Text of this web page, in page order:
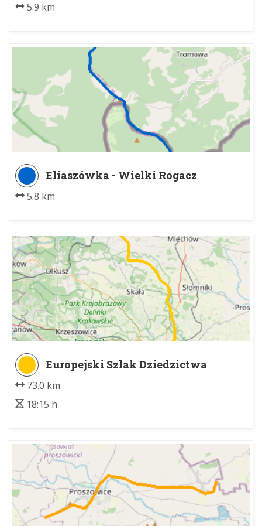
5.9 km
Eliaszówka - Wielki Rogacz
5.8 km
Europejski Szlak Dziedzictwa
Kulturowego Paulinów
73.0 km
18:15 h